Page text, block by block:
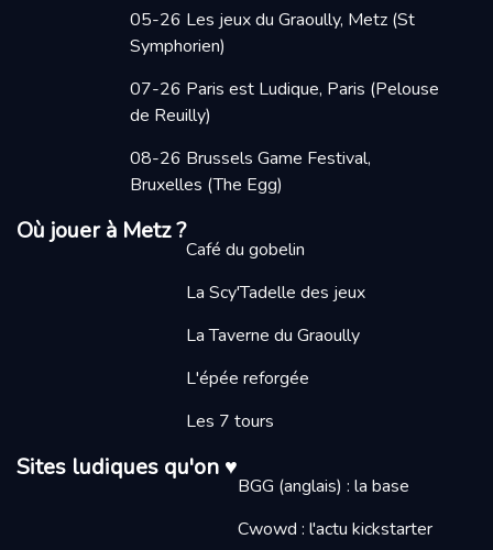
05-26 Les jeux du Graoully, Metz(St
Symphorien)
07-26 Paris est Ludique, Paris (Pelouse
de Reuilly)
08-26 Brussels Game Festival,
Bruxelles (The Egg)
Où jouer à Metz ?
Café du gobelin
La Scy'Tadelle des jeux
La Taverne du Graoully
L'épée reforgée
Les 7 tours
Sites ludiques qu'on ♥
BGG (anglais) : la base
Cwowd : l'actu kickstarter